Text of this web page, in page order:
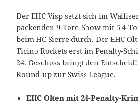
Der EHC Visp setzt sich im
packenden 9-Tore-Show mit 5:4-
beim HC Sierre durch. Der EHC
Ticino Rockets erst im Penalty-
24. Geschoss bringt den
Round-up zur Swiss League.
EHC Olten mit 24-Penalty-